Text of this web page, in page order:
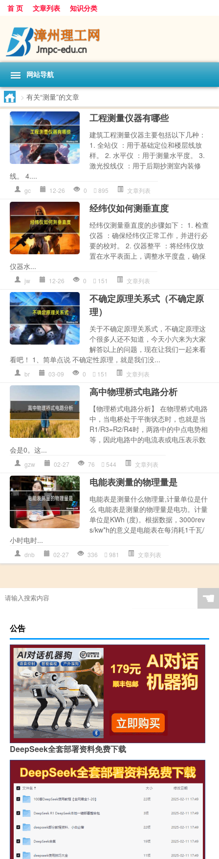
首 页 文章列表 知识分类
网站导航
> 有关“测量”的文章
工程测量仪器有哪些
建筑工程测量仪器主要包括以下几种：
1. 全站仪 ：用于基础定位和楼层线放
样。 2. 水平仪 ：用于测量水平度。 3.
激光投线仪 ：用于后期抄测室内装修
线。 4....
gc 12-26 0 895 文章列表
经纬仪如何测垂直度
经纬仪测量垂直度的步骤如下： 1. 检查
仪器 ：确保经纬仪正常工作，并进行必
要的校对。 2. 仪器整平 ：将经纬仪放
置在水平表面上，调整水平度盘，确保
仪器水...
jw 12-26 0 151 文章列表
不确定原理关系式（不确定原
理）
关于不确定原理关系式，不确定原理这
个很多人还不知道，今天小六来为大家
解答以上的问题，现在让我们一起来看
看吧！ 1、简单点说 不确定性原理，就是我们没...
br 03-09 0 151 文章列表
高中物理桥式电路分析
【物理桥式电路分析】 在物理桥式电路
中，当电桥处于平衡状态时，也就是当
R1/R3=R2/R4时，两路中的中点电势相
等，因此电路中的电流表或电压表示数
会是0。这...
gzw 02-27 76 544 文章列表
电能表测量的物理量是
电能表是测量什么物理量,计量单位是什
么 电能表是测量的物理量是电功。计量
单位是KWh (度)。根据数据，3000rev
s/kw*h的意义是电能表在每消耗1千瓦/
小时电时...
dnb 02-27 336 981 文章列表
☚
公告
DeepSeek全套部署资料免费下载